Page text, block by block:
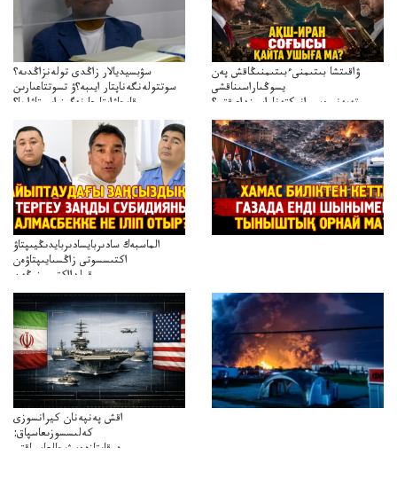
سۋبسيديالار زاڭدى تولەنزاڭدىە؟
سوتتولەنگەناپتار ايىبە؟ۋ تسوتتاعىارىن
قايجاۋاپتارعا نەگىز ايىپتاۋا ما؟
تۇجىرىمدارىنقايتاقاراۋعانەگىزبولاالاما؟
ۋاقىتشا بىتىمنىءبىتىمنىڭاقش پەن
يسوڭىاراسىناقشى
تەپەنىرەسيرانىكتەناراسىنداعىقتى؟
تەكەتىرەسنەلىكتەنقايتاۋشىقتى؟
الماسبەك سادىربايسادىربايدىڭيىپتاۋ
اكتىسسوتى زاڭسىايىپتاۋەن
قولدااكتىسىنىڭەن
ميلليونزاڭسىزدىعىمەنقولدانوسىرىلگەنميلليوندار
اقش پەنپەنان كيرانسوزى
كەلىسسوزىعاسپاق:
دوقايتازدەسۋىجالعاسپاقتى